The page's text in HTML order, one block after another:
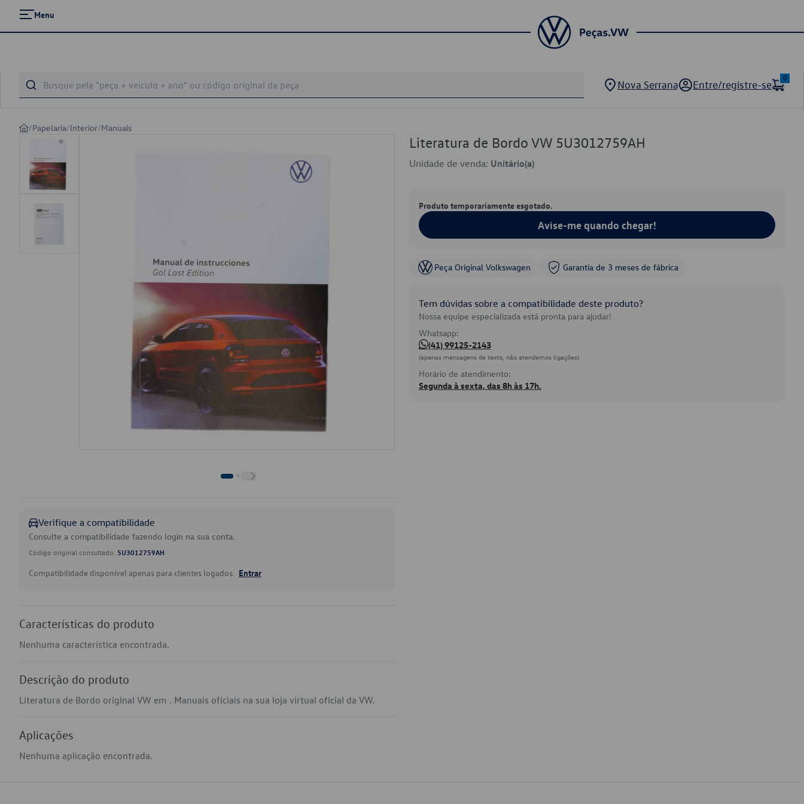
Menu
Nova Serrana Entre/registre-se
0
/Papelaria/Interior/Manuais
Verifique a compatibilidade
Consulte a compatibilidade fazendo login na sua conta.
Código original consultado: 5U3012759AH
Compatibilidade disponível apenas para clientes logados. Entrar
Características do produto
Nenhuma característica encontrada.
Descrição do produto
Literatura de Bordo original VW em . Manuais oficiais na sua loja virtual oficial da VW.
Aplicações
Nenhuma aplicação encontrada.
Literatura de Bordo VW 5U3012759AH
Unidade de venda: Unitário(a)
Produto temporariamente esgotado.
Avise-me quando chegar!
Peça Original Volkswagen Garantia de 3 meses de fábrica
Tem dúvidas sobre a compatibilidade deste produto?
Nossa equipe especializada está pronta para ajudar!
Whatsapp:
(41) 99125-2143
(apenas mensagens de texto, não atendemos ligações)
Horário de atendimento:
Segunda à sexta, das 8h às 17h.